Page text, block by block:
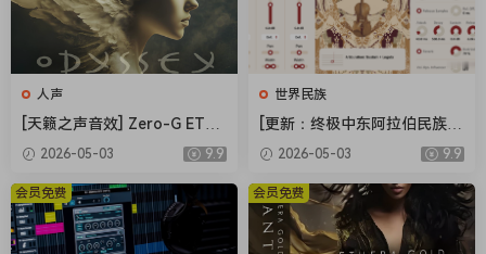
more ethereal: focusing on the lower velocities/upper
registers and/or making use of the onboard space sliders.
V1 of TSOLL has been kept clean and simple so as not to
detract from the purity of the sound itself, however there
are plans for a V2 update with a separate sequencer page.
This would rhythmically vary the velocity (and therefore
note, forming dynamic rhythmic sequences. In the
meantime, hooking it up to a drum pad can also achieve a
人声
[天籁之声音效] Zero-G ETHE
RA Gold Odyssey v1.0.2 [KO
2026-05-03 9.9
世界民族
[更新：终极中东阿拉伯民族管
弦乐音源合集] Strezov Samp
ling Arabian Ethnic Orchestr
a v1.1 [KONTAKT]（57.37G
B）
2026-05-03 9.9
会员免费 会员免费